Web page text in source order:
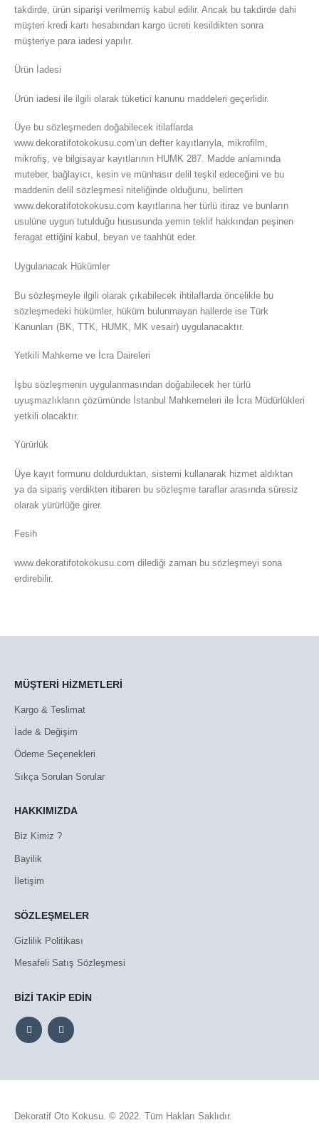
takdirde, ürün siparişi verilmemiş kabul edilir. Ancak bu takdirde dahi
müşteri kredi kartı hesabından kargo ücreti kesildikten sonra
müşteriye para iadesi yapılır.
Ürün İadesi
Ürün iadesi ile ilgili olarak tüketici kanunu maddeleri geçerlidir.
Üye bu sözleşmeden doğabilecek itilaflarda
www.dekoratifotokokusu.com’un defter kayıtlarıyla, mikrofilm,
mikrofiş, ve bilgisayar kayıtlarının HUMK 287. Madde anlamında
muteber, bağlayıcı, kesin ve münhasır delil teşkil edeceğini ve bu
maddenin delil sözleşmesi niteliğinde olduğunu, belirten
www.dekoratifotokokusu.com kayıtlarına her türlü itiraz ve bunların
usulüne uygun tutulduğu hususunda yemin teklif hakkından peşinen
feragat ettiğini kabul, beyan ve taahhüt eder.
Uygulanacak Hükümler
Bu sözleşmeyle ilgili olarak çıkabilecek ihtilaflarda öncelikle bu
sözleşmedeki hükümler, hüküm bulunmayan hallerde ise Türk
Kanunları (BK, TTK, HUMK, MK vesair) uygulanacaktır.
Yetkili Mahkeme ve İcra Daireleri
İşbu sözleşmenin uygulanmasından doğabilecek her türlü
uyuşmazlıkların çözümünde İstanbul Mahkemeleri ile İcra Müdürlükleri
yetkili olacaktır.
Yürürlük
Üye kayıt formunu doldurduktan, sistemi kullanarak hizmet aldıktan
ya da sipariş verdikten itibaren bu sözleşme taraflar arasında süresiz
olarak yürürlüğe girer.
Fesih
www.dekoratifotokokusu.com dilediği zaman bu sözleşmeyi sona
erdirebilir.
MÜŞTERİ HİZMETLERİ
Kargo & Teslimat
İade & Değişim
Ödeme Seçenekleri
Sıkça Sorulan Sorular
HAKKIMIZDA
Biz Kimiz ?
Bayilik
İletişim
SÖZLEŞMELER
Gizlilik Politikası
Mesafeli Satış Sözleşmesi
BİZİ TAKİP EDİN
Dekoratif Oto Kokusu. © 2022. Tüm Hakları Saklıdır.